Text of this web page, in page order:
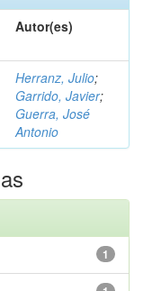
Autor(es)
Herranz, Julio;
Garrido, Javier;
Guerra, José
Antonio
1